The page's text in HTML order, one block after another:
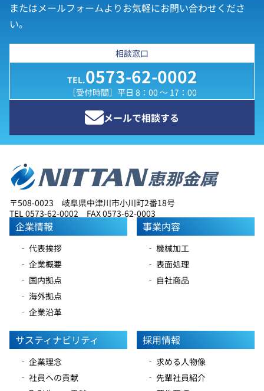
またはメールフォームよりお気軽にお問い合わせくださ
い。
相談窓口
TEL.0573-62-0002
［受付時間］平日 8：00 ～ 17：00
メールで相談する
〒508-0023 岐阜県中津川市小川町2番18号
TEL 0573-62-0002 FAX 0573-62-0003
企業情報
‐ 代表挨拶
‐ 企業概要
‐ 国内拠点
‐ 海外拠点
‐ 企業沿革
事業内容
‐ 機械加工
‐ 表面処理
‐ 自社商品
サスティナビリティ
‐ 企業理念
‐ 社員への貢献
採用情報
‐ 求める人物像
‐ 先輩社員紹介